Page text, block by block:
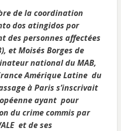
de la coordination
dos atingidos por
des personnes affectées
et Moisés Borges de
national du MAB,
Amérique Latine du
à Paris s’inscrivait
ayant pour
du crime commis par
et de ses